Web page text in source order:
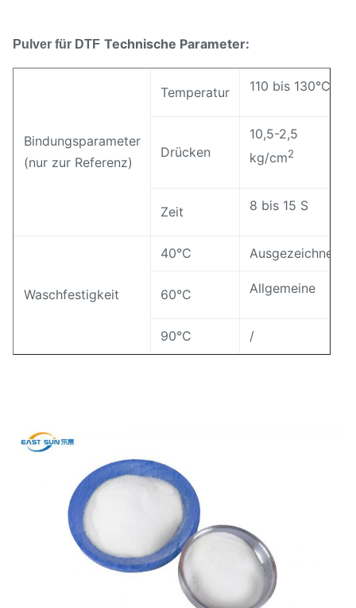
Pulver für DTF Technische Parameter:
Bindungsparameter
(nur zur Referenz)
Temperatur 110 bis 130°C
Drücken
10,5-2,5
kg/cm2
Zeit 8 bis 15 S
Waschfestigkeit
40°C Ausgezeichnet.
60°C Allgemeine
90°C /